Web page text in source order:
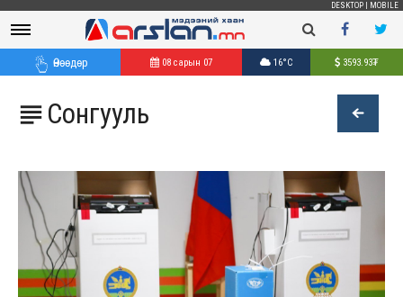
DESKTOP MOBILE
Өнөөдөр 08 сарын 07 16°C 3593.93₮
 Сонгууль